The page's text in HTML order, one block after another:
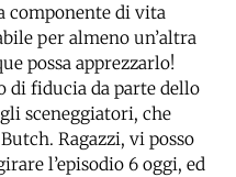
componente di vita
per almeno un’altra
possa apprezzarlo!
di fiducia da parte dello
sceneggiatori, che
Ragazzi, vi posso
l’episodio 6 oggi, ed